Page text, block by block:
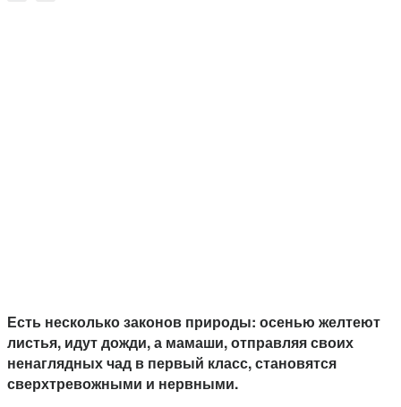
Есть несколько законов природы: осенью желтеют
листья, идут дожди, а мамаши, отправляя своих
ненаглядных чад в первый класс, становятся
сверхтревожными и нервными.